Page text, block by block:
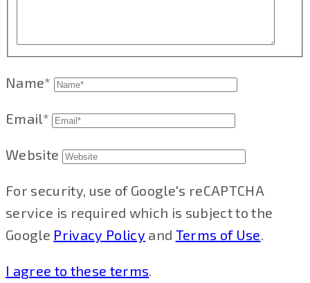
Name*
Email*
Website
For security, use of Google's reCAPTCHA
service is required which is subject to the
Google Privacy Policy and Terms of Use
I agree to these terms